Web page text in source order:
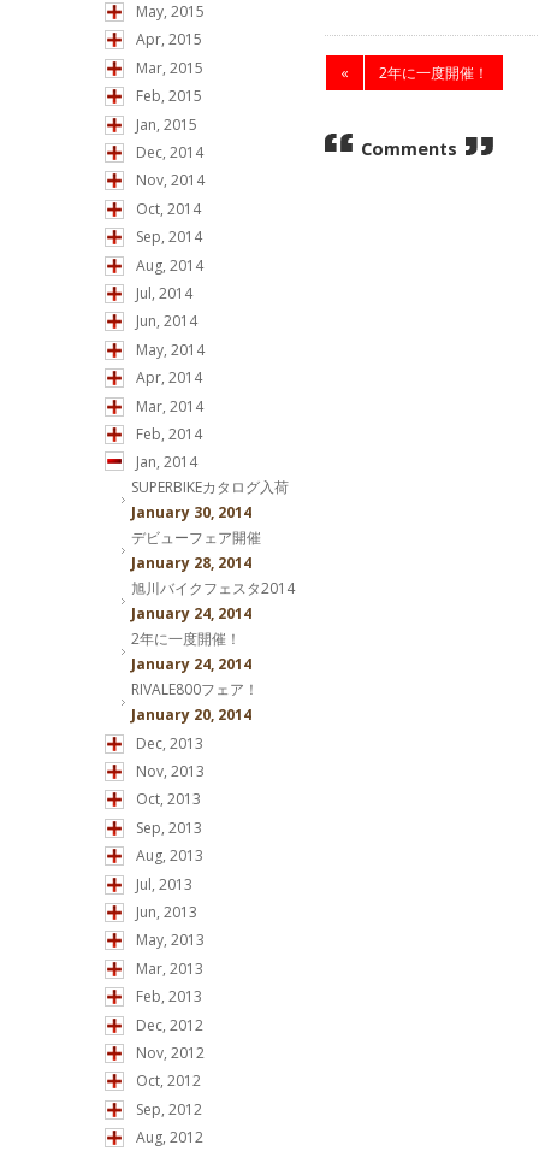
May, 2015
Apr, 2015
Mar, 2015
Feb, 2015
Jan, 2015
Dec, 2014
Nov, 2014
Oct, 2014
Sep, 2014
Aug, 2014
Jul, 2014
Jun, 2014
May, 2014
Apr, 2014
Mar, 2014
Feb, 2014
Jan, 2014
SUPERBIKEカタログ入荷
January 30, 2014
デビューフェア開催
January 28, 2014
旭川バイクフェスタ2014
January 24, 2014
2年に一度開催！
January 24, 2014
RIVALE800フェア！
January 20, 2014
Dec, 2013
Nov, 2013
Oct, 2013
Sep, 2013
Aug, 2013
Jul, 2013
Jun, 2013
May, 2013
Mar, 2013
Feb, 2013
Dec, 2012
Nov, 2012
Oct, 2012
Sep, 2012
Aug, 2012
« 2年に一度開催！
Comments